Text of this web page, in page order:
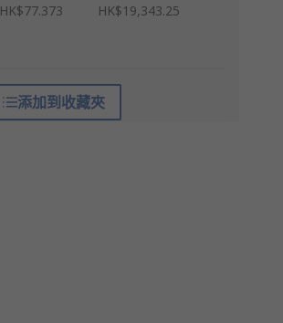
HK$77.373 HK$19,343.25
添加到收藏夾